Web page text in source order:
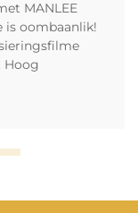
MANLEE
is oombaanlik!
Hoog